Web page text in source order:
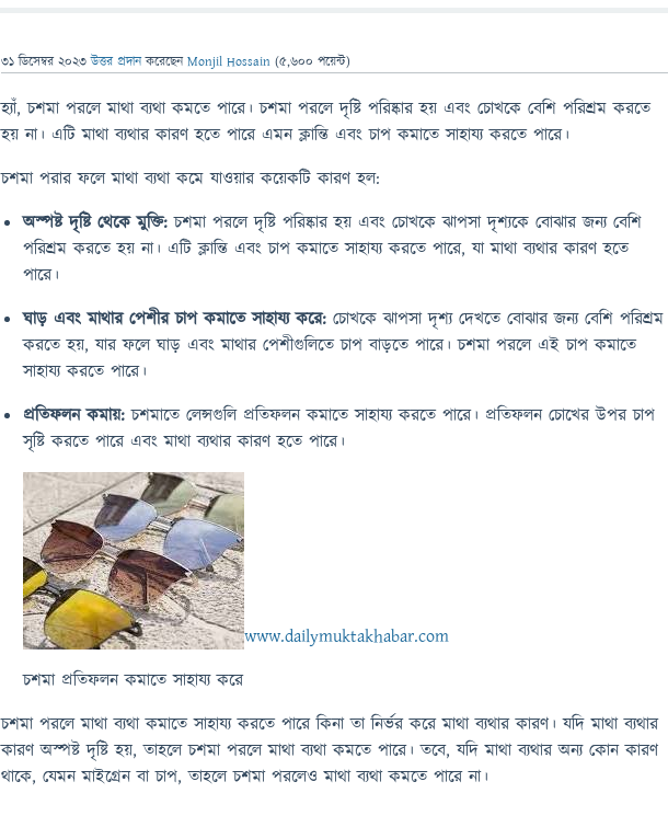
31 ডিসেম্বর 2023 উত্তর প্রদান করেছেনMonjil Hossain (5,600 পয়েন্ট)
হ্যাঁ, চশমা পরলে মাথা ব্যথা কমতে পারে। চশমা পরলে দৃষ্টি পরিষ্কার হয় এবং চোখকে বেশি পরিশ্রম করতে
হয় না। এটি মাথা ব্যথার কারণ হতে পারে এমন ক্লান্তি এবং চাপ কমাতে সাহায্য করতে পারে।
চশমা পরার ফলে মাথা ব্যথা কমে যাওয়ার কয়েকটি কারণ হল:
অস্পষ্ট দৃষ্টি থেকে মুক্তি: চশমা পরলে দৃষ্টি পরিষ্কার হয় এবং চোখকে ঝাপসা দৃশ্যকে বোঝার জন্য বেশি
পরিশ্রম করতে হয় না। এটি ক্লান্তি এবং চাপ কমাতে সাহায্য করতে পারে, যা মাথা ব্যথার কারণ হতে
পারে।
ঘাড় এবং মাথার পেশীর চাপ কমাতে সাহায্য করে: চোখকে ঝাপসা দৃশ্য দেখতে বোঝার জন্য বেশি পরিশ্রম
করতে হয়, যার ফলে ঘাড় এবং মাথার পেশীগুলিতে চাপ বাড়তে পারে। চশমা পরলে এই চাপ কমাতে
সাহায্য করতে পারে।
প্রতিফলন কমায়: চশমাতে লেন্সগুলি প্রতিফলন কমাতে সাহায্য করতে পারে। প্রতিফলন চোখের উপর চাপ
সৃষ্টি করতে পারে এবং মাথা ব্যথার কারণ হতে পারে।
www.dailymuktakhabar.com
চশমা প্রতিফলন কমাতে সাহায্য করে
চশমা পরলে মাথা ব্যথা কমাতে সাহায্য করতে পারে কিনা তা নির্ভর করে মাথা ব্যথার কারণ। যদি মাথা ব্যথার
কারণ অস্পষ্ট দৃষ্টি হয়, তাহলে চশমা পরলে মাথা ব্যথা কমতে পারে। তবে, যদি মাথা ব্যথার অন্য কোন কারণ
থাকে, যেমন মাইগ্রেন বা চাপ, তাহলে চশমা পরলেও মাথা ব্যথা কমতে পারে না।